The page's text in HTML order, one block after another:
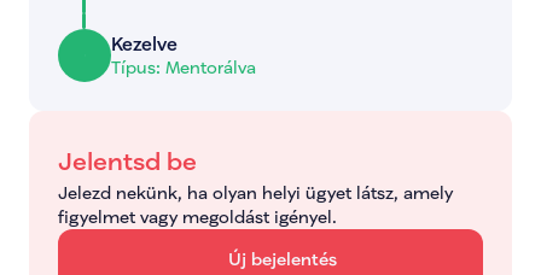
Kezelve
Típus: Mentorálva
Jelentsd be
Jelezd nekünk, ha olyan helyi ügyet látsz, amely
figyelmet vagy megoldást igényel.
Új bejelentés